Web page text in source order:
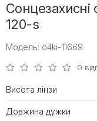
120-s
Модель: o4ki-11669
0
Висота лінзи
Довжина дужки